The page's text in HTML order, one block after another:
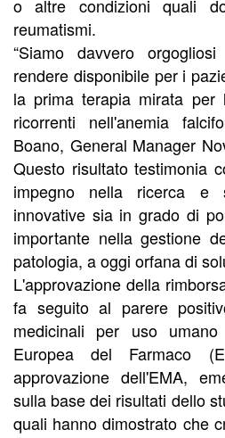
o altre condizioni quali
reumatismi.
“Siamo davvero
rendere disponibile per i
la prima terapia mirata per
ricorrenti nell'anemia
Boano, General Manager
Questo risultato testimonia
impegno nella ricerca e
innovative sia in grado di
importante nella gestione
patologia, a oggi orfana di
L'approvazione della
fa seguito al parere
medicinali per uso umano
Europea del Farmaco
approvazione dell'EMA,
sulla base dei risultati dello
quali hanno dimostrato che